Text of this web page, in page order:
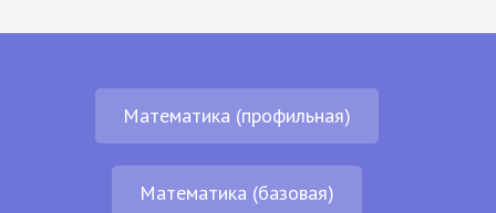
Математика (профильная)
Математика (базовая)